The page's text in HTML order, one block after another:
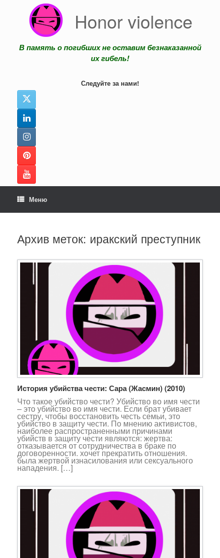
содержанию
Honor violence
В память о погибших не оставим безнаказанной
их гибель!
Следуйте за нами!
Меню
Архив меток: иракский преступник
История убийства чести: Сара (Жасмин) (2010)
Что такое убийство чести? Убийство во имя чести
– это убийство во имя чести. Если брат убивает
сестру, чтобы восстановить честь семьи, это
убийство в защиту чести. По мнению активистов,
наиболее распространенными причинами
убийств в защиту чести являются: жертва:
отказывается от сотрудничества в браке по
договоренности. хочет прекратить отношения.
была жертвой изнасилования или сексуального
нападения. […]